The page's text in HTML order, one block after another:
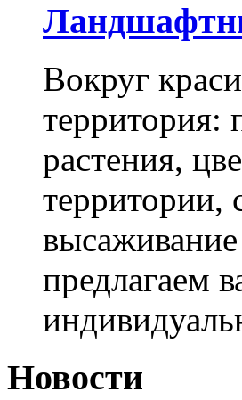
Вокруг
территория:
растения,
территории,
предлагаем
Новости